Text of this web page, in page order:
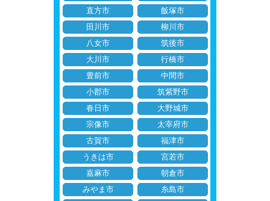
直方市
飯塚市
田川市
柳川市
八女市
筑後市
大川市
行橋市
豊前市
中間市
小郡市
筑紫野市
春日市
大野城市
宗像市
太宰府市
古賀市
福津市
うきは市
宮若市
嘉麻市
朝倉市
みやま市
糸島市